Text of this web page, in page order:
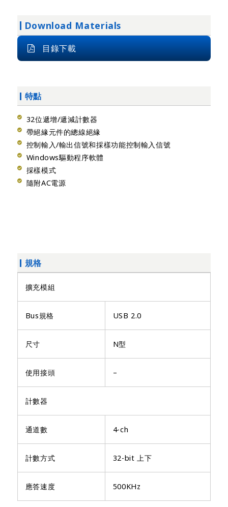
Download Materials
目錄下載
特點
32位遞增/遞減計數器
帶絕緣元件的總線絕緣
控制輸入/輸出信號和採樣功能控制輸入信號
Windows驅動程序軟體
採樣模式
隨附AC電源
規格
擴充模組
Bus規格 USB 2.0
尺寸 N型
使用接頭 –
計數器
通道數 4-ch
計數方式 32-bit 上下
應答速度 500KHz